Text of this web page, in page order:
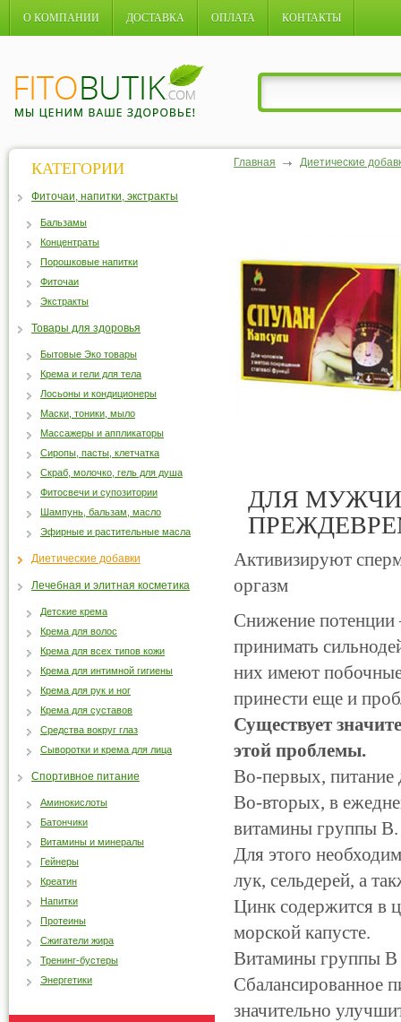
О КОМПАНИИ ДОСТАВКА ОПЛАТА КОНТАКТЫ
Главная Диетические
ДЛЯ
Активизируют
оргазм
Cнижение
принимать
них имеют побочные
принести еще и
Существует
этой проблемы.
Во-первых, питание
Во-вторых, в
витамины группы В.
Для этого
лук, сельдерей, а
Цинк содержится в
морской капусте.
Витамины группы В
Сбалансированное
значительно
КАТЕГОРИИ
Фиточаи, напитки, экстракты
Бальзамы
Концентраты
Порошковые напитки
Фиточаи
Экстракты
Товары для здоровья
Бытовые Эко товары
Крема и гели для тела
Лосьоны и кондиционеры
Маски, тоники, мыло
Массажеры и аппликаторы
Сиропы, пасты, клетчатка
Скраб, молочко, гель для душа
Фитосвечи и супозитории
Шампунь, бальзам, масло
Эфирные и растительные масла
Диетические добавки
Лечебная и элитная косметика
Детские крема
Крема для волос
Крема для всех типов кожи
Крема для интимной гигиены
Крема для рук и ног
Крема для суставов
Средства вокруг глаз
Сыворотки и крема для лица
Спортивное питание
Аминокислоты
Батончики
Витамины и минералы
Гейнеры
Креатин
Напитки
Протеины
Сжигатели жира
Тренинг-бустеры
Энергетики